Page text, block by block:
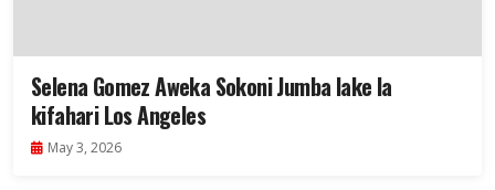
Selena Gomez Aweka Sokoni Jumba lake la
kifahari Los Angeles
May 3, 2026